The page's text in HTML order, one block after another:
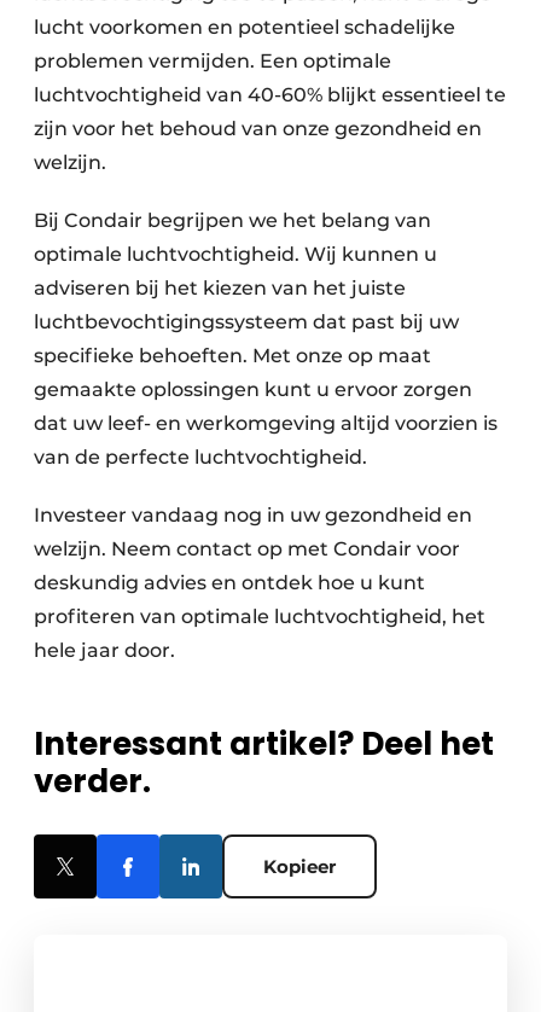
lucht voorkomen en potentieel schadelijke
problemen vermijden. Een optimale
luchtvochtigheid van 40-60% blijkt essentieel te
zijn voor het behoud van onze gezondheid en
welzijn.
Bij Condair begrijpen we het belang van
optimale luchtvochtigheid. Wij kunnen u
adviseren bij het kiezen van het juiste
luchtbevochtigingssysteem dat past bij uw
specifieke behoeften. Met onze op maat
gemaakte oplossingen kunt u ervoor zorgen
dat uw leef- en werkomgeving altijd voorzien is
van de perfecte luchtvochtigheid.
Investeer vandaag nog in uw gezondheid en
welzijn. Neem contact op met Condair voor
deskundig advies en ontdek hoe u kunt
profiteren van optimale luchtvochtigheid, het
hele jaar door.
Interessant artikel? Deel het
verder.
Kopieer